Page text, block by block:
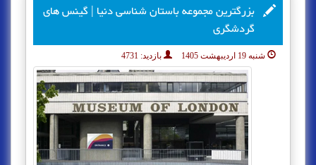
بزرگترین مجموعه باستان شناسی دنیا | گینس های
گردشگری
شنبه 19 اردیبهشت 1405 بازدید: 4731